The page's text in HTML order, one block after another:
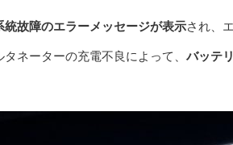
統故障のエラーメッセージが表示され、
ネーターの充電不良によって、 バッテ